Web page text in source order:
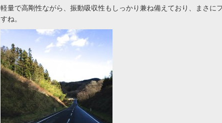
軽量で高剛性ながら、振動吸収性もしっかり兼ね備えており、まさに
すね。